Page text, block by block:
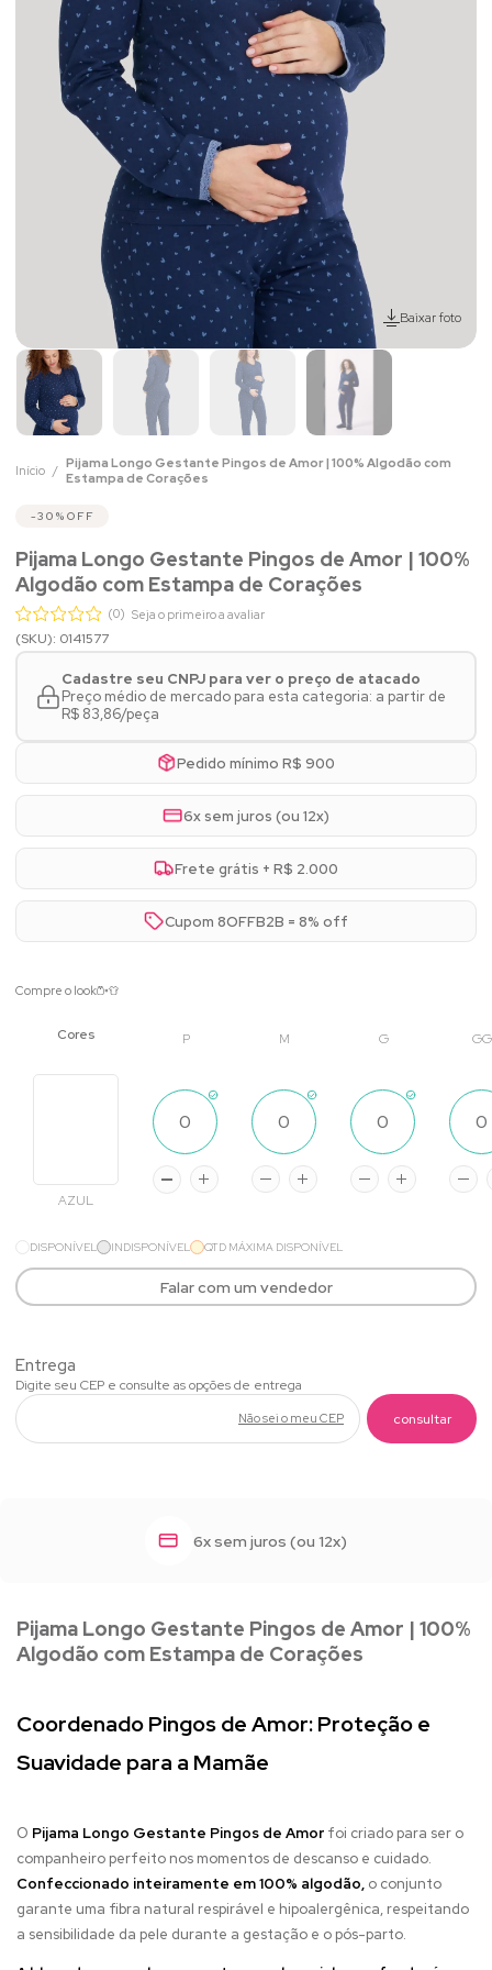
Baixar foto
Início
Pijama Longo Gestante Pingos de Amor | 100% Algodão com
Estampa de Corações
30% OFF
Pijama Longo Gestante Pingos de Amor | 100%
Algodão com Estampa de Corações
(0) Seja o primeiro a avaliar
(SKU): 0141577
Cadastre seu CNPJ para ver o preço de atacado
Preço médio de mercado para esta categoria: a partir de
R$ 83,86/peça
Pedido mínimo R$ 900
6x sem juros (ou 12x)
Frete grátis + R$ 2.000
Cupom 8OFFB2B = 8% off
Compre o look
P M G GG
AZUL
DISPONÍVEL INDISPONÍVEL QTD MÁXIMA DISPONÍVEL
Falar com um vendedor
Não sei o meu CEP
6x sem juros (ou 12x)
Pijama Longo Gestante Pingos de Amor | 100%
Algodão com Estampa de Corações
Coordenado Pingos de Amor: Proteção e
Suavidade para a Mamãe
O Pijama Longo Gestante Pingos de Amor foi criado para ser o
companheiro perfeito nos momentos de descanso e cuidado.
Confeccionado inteiramente em 100% algodão, o conjunto
garante uma fibra natural respirável e hipoalergênica, respeitando
a sensibilidade da pele durante a gestação e o pós-parto.